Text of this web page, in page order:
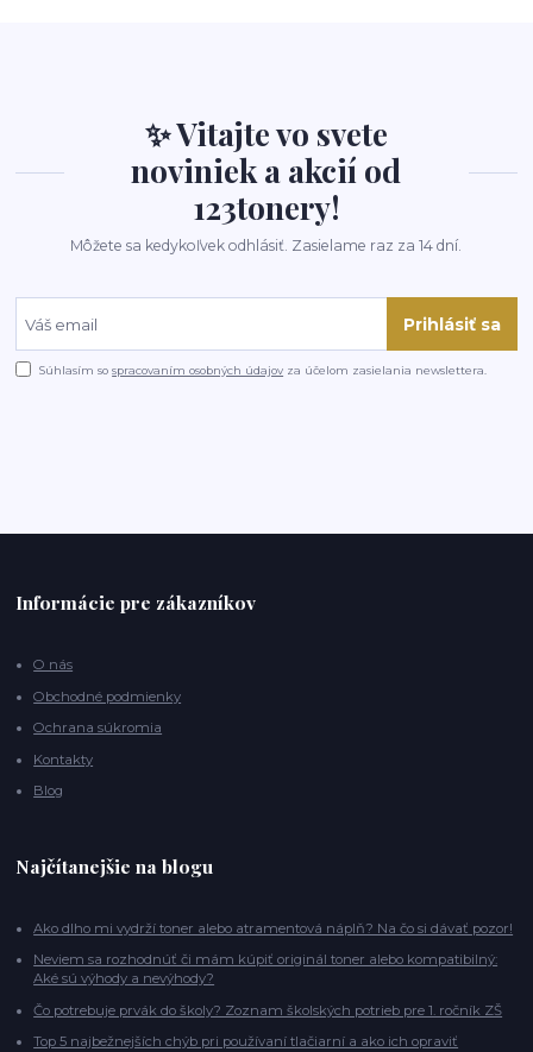
✨ Vitajte vo svete
noviniek a akcií od
123tonery!
Môžete sa kedykoľvek odhlásiť. Zasielame raz za 14 dní.
Prihlásiť sa
Súhlasím sospracovaním osobných údajov za účelom zasielania newslettera.
Informácie pre zákazníkov
O nás
Obchodné podmienky
Ochrana súkromia
Kontakty
Blog
Najčítanejšie na blogu
Ako dlho mi vydrží toner alebo atramentová náplň? Na čo si dávať pozor!
Neviem sa rozhodnúť či mám kúpiť originál toner alebo kompatibilný:
Aké sú výhody a nevýhody?
Čo potrebuje prvák do školy? Zoznam školských potrieb pre 1. ročník ZŠ
Top 5 najbežnejších chýb pri používaní tlačiarní a ako ich opraviť